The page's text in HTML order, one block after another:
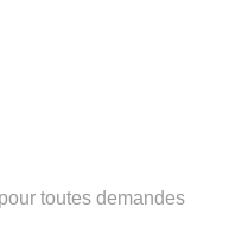
toutes demandes